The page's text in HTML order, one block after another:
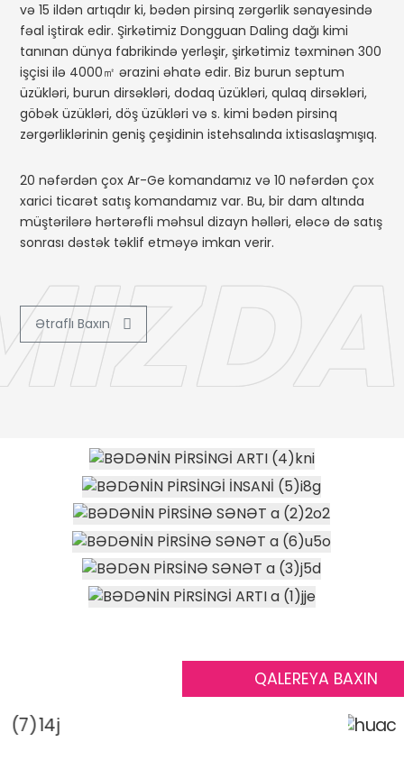
və 15 ildən artıqdır ki, bədən pirsinq zərgərlik sənayesində
fəal iştirak edir. Şirkətimiz Dongguan Daling dağı kimi
tanınan dünya fabrikində yerləşir, şirkətimiz təxminən 300
işçisi ilə 4000㎡ ərazini əhatə edir. Biz burun septum
üzükləri, burun dirsəkləri, dodaq üzükləri, qulaq dirsəkləri,
göbək üzükləri, döş üzükləri və s. kimi bədən pirsinq
zərgərliklərinin geniş çeşidinin istehsalında ixtisaslaşmışıq.
20 nəfərdən çox Ar-Ge komandamız və 10 nəfərdən çox
xarici ticarət satış komandamız var. Bu, bir dam altında
müştərilərə hərtərəfli məhsul dizayn həlləri, eləcə də satış
sonrası dəstək təklif etməyə imkan verir.
Ətraflı Baxın
QALEREYA BAXIN